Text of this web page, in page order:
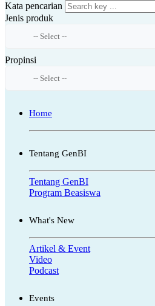
Kata pencarian
Jenis produk
Propinsi
Home
Tentang GenBI
Tentang GenBI
Program Beasiswa
What's New
Artikel & Event
Video
Podcast
Events